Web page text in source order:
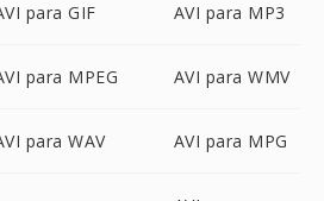
para GIF AVI para MP3
para MPEG AVI para WMV
para WAV AVI para MPG